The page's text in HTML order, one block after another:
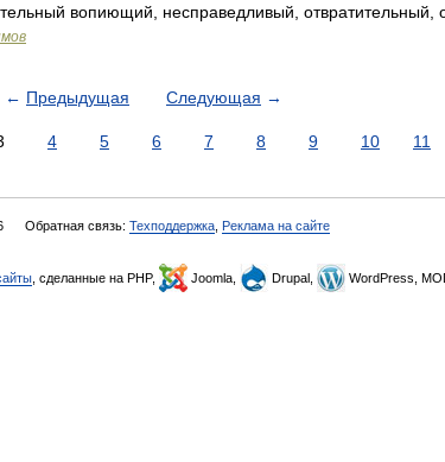
вопиющий, несправедливый, отвратительный,
← Предыдущая Следующая →
4 5 6 7 8 9 10 11
Обратная связь: Техподдержка Реклама на сайте
, сделанные на PHP, Joomla, Drupal, WordPress,